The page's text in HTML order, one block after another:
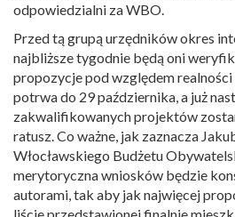
odpowiedzialni za WBO.
Przed tą grupą urzędników okres
najbliższe tygodnie będą oni
propozycje pod względem realności
potrwa do 29 października, a już
zakwalifikowanych projektów
ratusz. Co ważne, jak zaznacza
Włocławskiego Budżetu
merytoryczna wniosków będzie
autorami, tak aby jak najwięcej